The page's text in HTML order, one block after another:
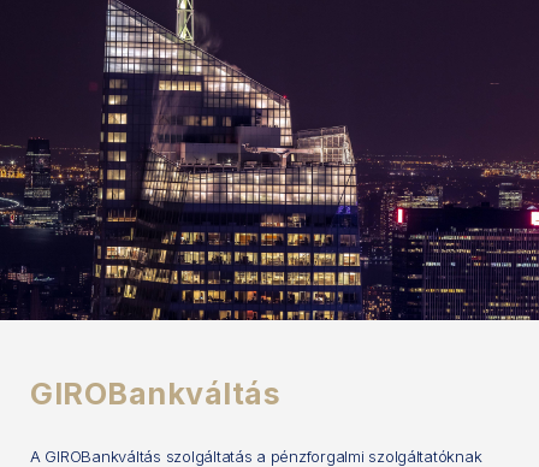
GIROBankváltás
A GIROBankváltás szolgáltatás a pénzforgalmi szolgáltatóknak